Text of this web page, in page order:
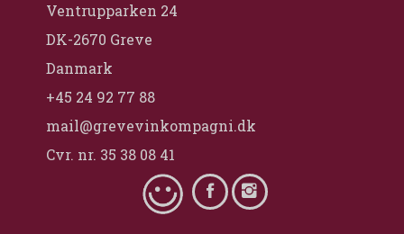
Ventrupparken 24
DK-2670 Greve
Danmark
+45 24 92 77 88
mail@grevevinkompagni.dk
Cvr. nr. 35 38 08 41